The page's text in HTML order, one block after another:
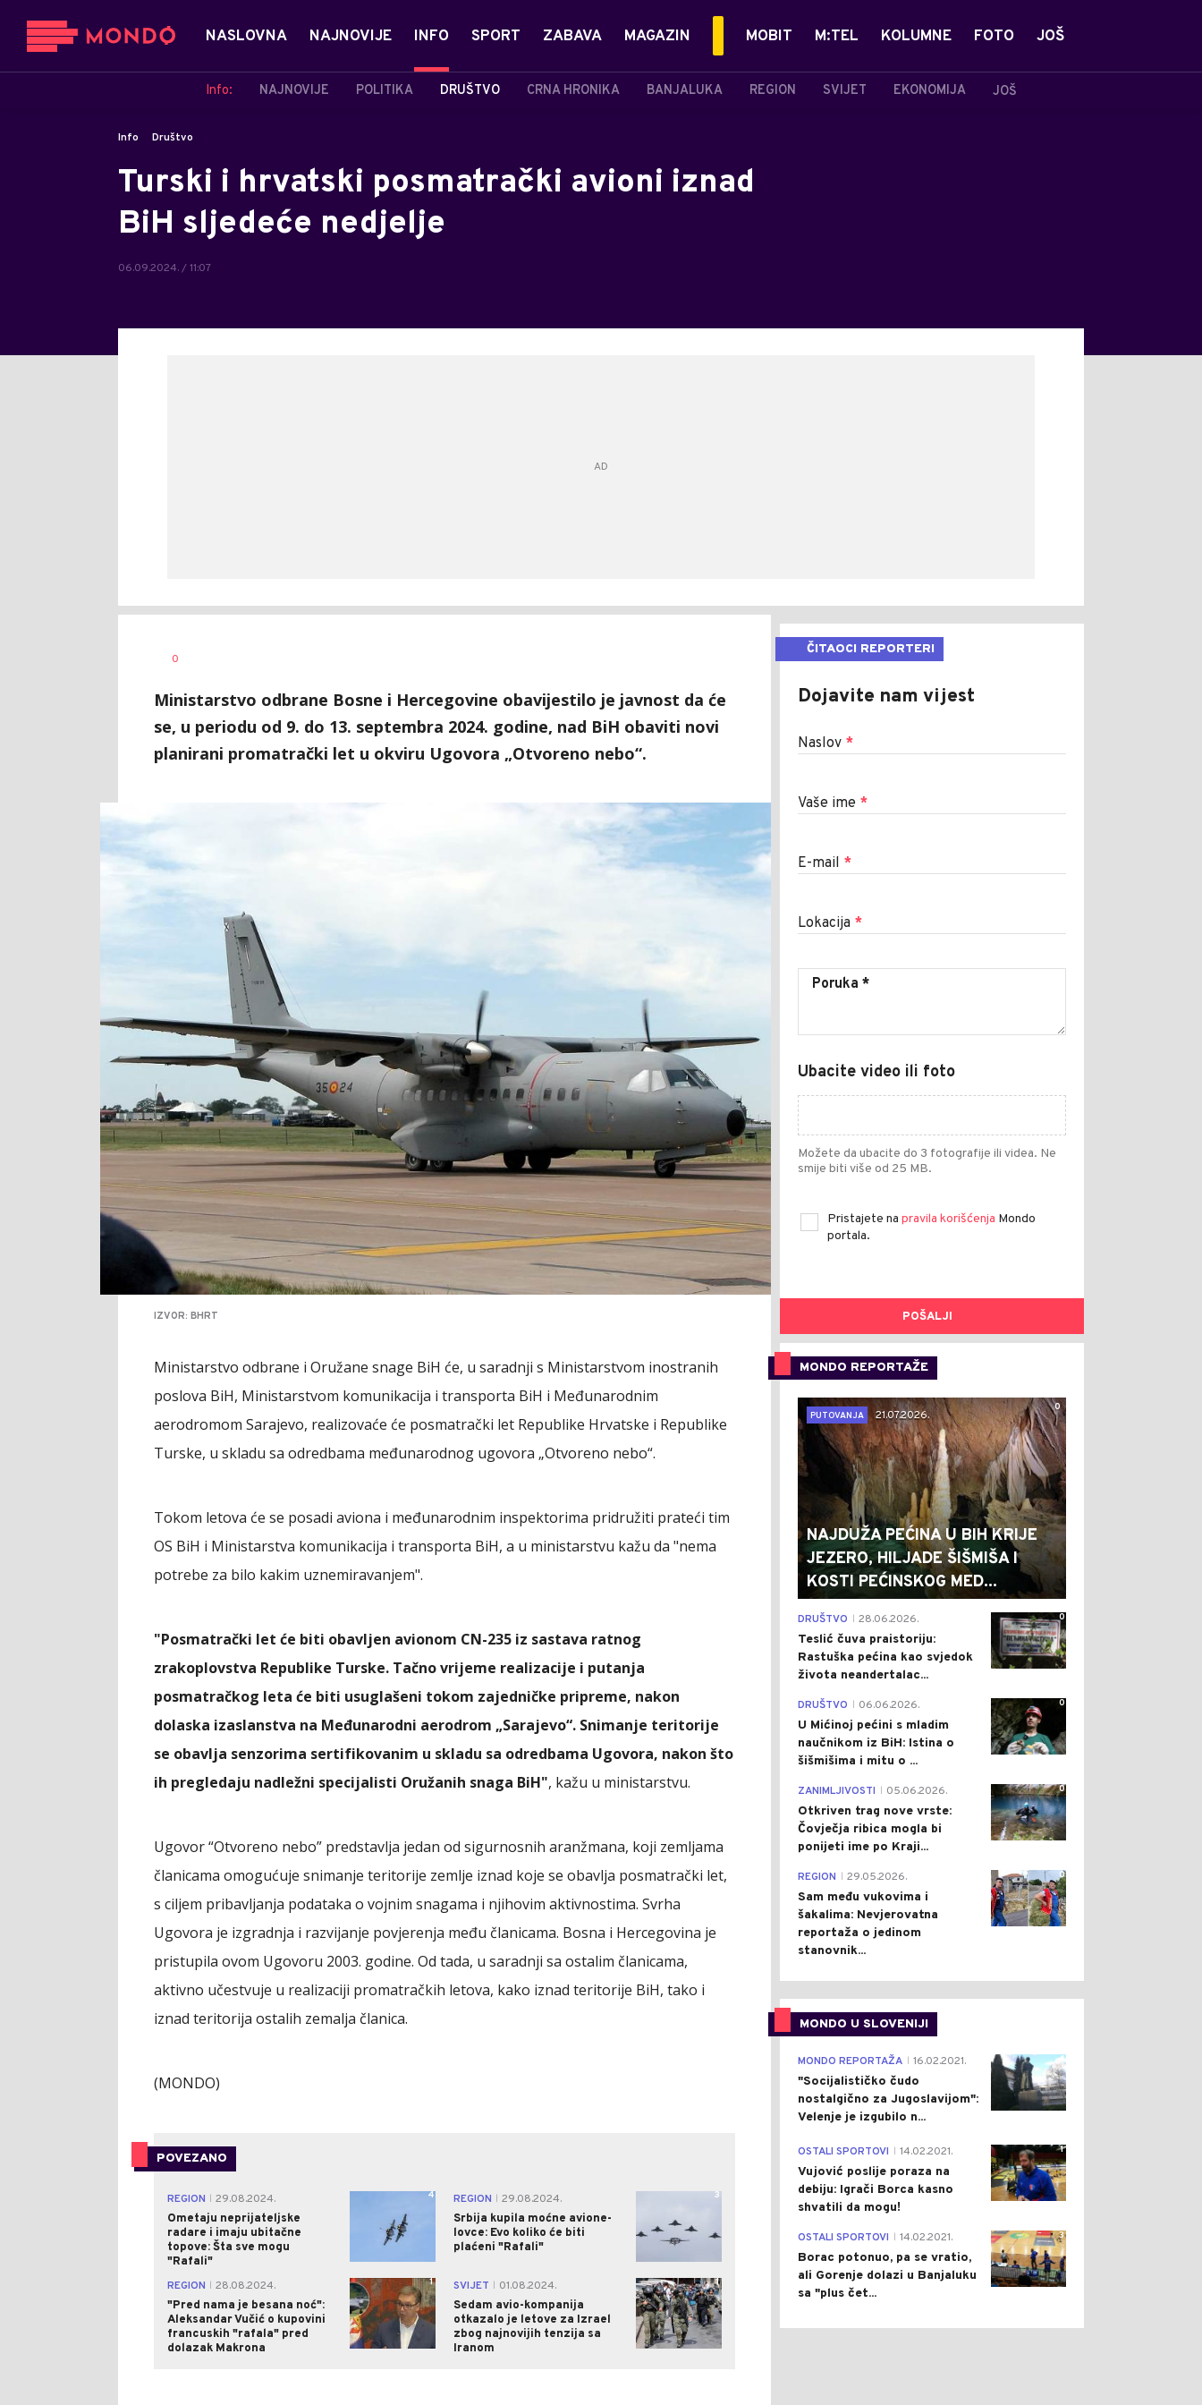
NASLOVNA NAJNOVIJE INFO
Info: NAJNOVIJE POLITIKA DRUŠTVO CRNA HRONIKA BANJALUKA REGION SVIJET EKONOMIJA JOŠ
SPORT ZABAVA MAGAZIN MOBIT M:TEL KOLUMNE FOTO JOŠ
Info Društvo
Turski i hrvatski posmatrački avioni iznad
BiH sljedeće nedjelje
06.09.2024. / 11:07
AUTOR
0
Ministarstvo odbrane Bosne i Hercegovine obavijestilo je javnost da će
se, u periodu od 9. do 13. septembra 2024. godine, nad BiH obaviti novi
planirani promatrački let u okviru Ugovora „Otvoreno nebo“.
IZVOR: BHRT
Ministarstvo odbrane i Oružane snage BiH će, u saradnji s Ministarstvom inostranih
poslova BiH, Ministarstvom komunikacija i transporta BiH i Međunarodnim
aerodromom Sarajevo, realizovaće će posmatrački let Republike Hrvatske i Republike
Turske, u skladu sa odredbama međunarodnog ugovora „Otvoreno nebo“.
Tokom letova će se posadi aviona i međunarodnim inspektorima pridružiti prateći tim
OS BiH i Ministarstva komunikacija i transporta BiH, a u ministarstvu kažu da "nema
potrebe za bilo kakim uznemiravanjem".
"Posmatrački let će biti obavljen avionom CN-235 iz sastava ratnog
zrakoplovstva Republike Turske. Tačno vrijeme realizacije i putanja
posmatračkog leta će biti usuglašeni tokom zajedničke pripreme, nakon
dolaska izaslanstva na Međunarodni aerodrom „Sarajevo“. Snimanje teritorije
se obavlja senzorima sertifikovanim u skladu sa odredbama Ugovora, nakon što
ih pregledaju nadležni specijalisti Oružanih snaga BiH", kažu u ministarstvu.
Ugovor “Otvoreno nebo” predstavlјa jedan od sigurnosnih aranžmana, koji zemlјama
članicama omogućuje snimanje teritorije zemlјe iznad koje se obavlјa posmatrački let,
s ciljem pribavlјanja podataka o vojnim snagama i njihovim aktivnostima. Svrha
Ugovora je izgradnja i razvijanje povjerenja među članicama. Bosna i Hercegovina je
pristupila ovom Ugovoru 2003. godine. Od tada, u saradnji sa ostalim članicama,
aktivno učestvuje u realizaciji promatračkih letova, kako iznad teritorije BiH, tako i
iznad teritorija ostalih zemalјa članica.
(MONDO)
POVEZANO
REGION
29.08.2024.
Ometaju neprijateljske
radare i imaju ubitačne
topove: Šta sve mogu
"Rafali"
4 REGION
29.08.2024.
Srbija kupila moćne avione-
lovce: Evo koliko će biti
plaćeni "Rafali"
3
REGION
28.08.2024.
"Pred nama je besana noć":
Aleksandar Vučić o kupovini
francuskih "rafala" pred
dolazak Makrona
1 SVIJET
01.08.2024.
Sedam avio-kompanija
otkazalo je letove za Izrael
zbog najnovijih tenzija sa
Iranom
1
ČITAOCI REPORTERI
Dojavite nam vijest
Naslov *
Vaše ime *
E-mail *
Lokacija *
Ubacite video ili foto
Možete da ubacite do 3 fotografije ili videa. Ne
smije biti više od 25 MB.
Pristajete na pravila korišćenja Mondo
portala.
POŠALJI
MONDO REPORTAŽE
0
PUTOVANJA
21.07.2026.
NAJDUŽA PEĆINA U BIH KRIJE
JEZERO, HILJADE ŠIŠMIŠA I
KOSTI PEĆINSKOG MED...
0
DRUŠTVO 28.06.2026.
Teslić čuva praistoriju:
Rastuška pećina kao svjedok
života neandertalac...
0
DRUŠTVO 06.06.2026.
U Mićinoj pećini s mladim
naučnikom iz BiH: Istina o
šišmišima i mitu o ...
0
ZANIMLJIVOSTI 05.06.2026.
Otkriven trag nove vrste:
Čovječja ribica mogla bi
ponijeti ime po Kraji...
0
REGION 29.05.2026.
Sam među vukovima i
šakalima: Nevjerovatna
reportaža o jedinom
stanovnik...
MONDO U SLOVENIJI
4
MONDO REPORTAŽA 16.02.2021.
"Socijalističko čudo
nostalgično za Jugoslavijom":
Velenje je izgubilo n...
1
OSTALI SPORTOVI 14.02.2021.
Vujović poslije poraza na
debiju: Igrači Borca kasno
shvatili da mogu!
3
OSTALI SPORTOVI 14.02.2021.
Borac potonuo, pa se vratio,
ali Gorenje dolazi u Banjaluku
sa "plus čet...